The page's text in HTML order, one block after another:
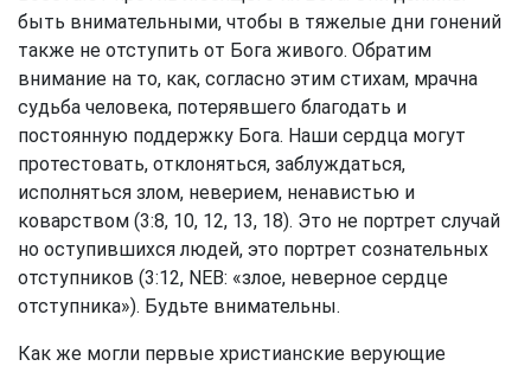
быть внимательными, чтобы в тяжелые дни гонений
также не отступить от Бога живого. Обратим
внимание на то, как, согласно этим стихам, мрачна
судьба человека, потерявшего благодать и
постоянную поддержку Бога. Наши сердца могут
протестовать, отклоняться, заблуждаться,
исполняться злом, неверием, ненавистью и
коварством (3:8, 10, 12, 13, 18). Это не портрет случай
но оступившихся людей, это портрет сознательных
отступников (3:12, NEB: «злое, неверное сердце
отступника»). Будьте внимательны.
Как же могли первые христианские верующие